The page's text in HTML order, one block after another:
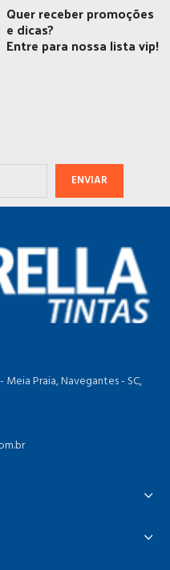
Quer receber promoções
e dicas?
Entre para nossa lista vip!
Meia Praia, Navegantes - SC,